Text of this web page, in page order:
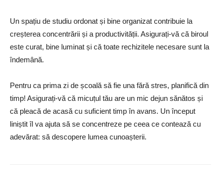
Un spațiu de studiu ordonat și bine organizat contribuie la
creșterea concentrării și a productivității. Asigurați-vă că biroul
este curat, bine luminat și că toate rechizitele necesare sunt la
îndemână.
Pentru ca prima zi de școală să fie una fără stres, planifică din
timp! Asigurați-vă că micuțul tău are un mic dejun sănătos și
că pleacă de acasă cu suficient timp în avans. Un început
liniștit îl va ajuta să se concentreze pe ceea ce contează cu
adevărat: să descopere lumea cunoașterii.